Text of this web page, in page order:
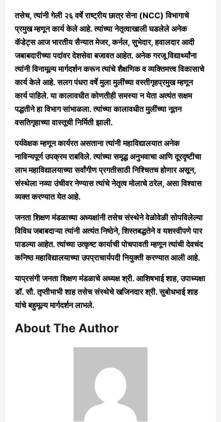
तसेच, त्यांनी गेली २६ वर्षे राष्ट्रीय छात्र सेना (NCC) विभागाचे
प्रमुख म्हणून कार्य केले आहे. त्यांच्या नेतृत्वाखाली घडलेले अनेक
कॅडेट्स आज भारतीय सैन्यात मेजर, कर्नल, सुभेदार, हवालदार आदी
जबाबदारीच्या पदांवर देशसेवा बजावत आहेत. अनेक गरजू विद्यार्थ्यांना
त्यांनी विनामूल्य मार्गदर्शन करून त्यांचे शैक्षणिक व व्यक्तिमत्त्व विकासाचे
कार्य केले आहे. सलग पंधरा वर्षे मुला मुलींच्या वस्तीगृहप्रमुख म्हणून
कार्य पाहिले. या कालावधीत कोणतीही समस्या न येता अत्यंत सक्षम
पद्धतीने हा विभाग सांभाळला. त्यांच्या कालावधीत मुलींच्या नूतन
वसतिगृहाच्या वास्तूची निर्मिती झाली.
पर्यवेक्षक म्हणून कार्यरत असताना त्यांनी महाविद्यालयात अनेक
नाविन्यपूर्ण उपक्रम राबविले. त्यांच्या समृद्ध अनुभवाचा आणि दूरदृष्टीचा
लाभ महाविद्यालयाच्या सर्वांगीण प्रगतीसाठी निश्चितच होणार असून,
संस्थेला नव्या उंचीवर नेण्यास त्यांचे नेतृत्व मोलाचे ठरेल, असा विश्वास
व्यक्त करण्यात येत आहे.
जनता शिक्षण मंडळाच्या अध्यक्षांनी तसेच संस्थेने वेळोवेळी सोपविलेल्या
विविध जबाबदाऱ्या त्यांनी अत्यंत निष्ठेने, शिस्तबद्धतेने व यशस्वीपणे पार
पाडल्या आहेत. त्यांच्या उत्कृष्ट कार्याची पोचपावती म्हणून त्यांची देवचंद
कनिष्ठ महाविद्यालयाच्या उपप्राचार्यपदी नियुक्ती करण्यात आली आहे.
याप्रसंगी जनता शिक्षण मंडळाचे अध्यक्ष श्री. आशिषभाई शाह, उपाध्यक्षा
डॉ. सौ. तृप्तीभाभी शाह तसेच संस्थेचे खजिनदार श्री. सुबोधभाई शाह
यांचे बहुमूल्य मार्गदर्शन लाभले.
About The Author